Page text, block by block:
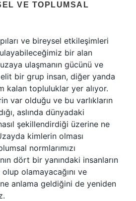
VE TOPLUMSAL
ve bireysel etkileşimleri
bir alan
ulaşmanın gücünü ve
elit bir grup insan, diğer yanda
kalan topluluklar yer alıyor.
var olduğu ve bu varlıkların
aslında dünyadaki
şekillendirdiği üzerine ne
kimlerin olması
normlarımızı
dört bir yanındaki insanların
olamayacağını ve
anlama geldiğini de yeniden